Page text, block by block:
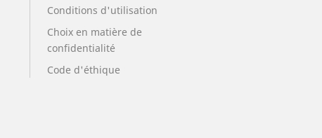
Conditions d'utilisation
Choix en matière de
confidentialité
Code d'éthique